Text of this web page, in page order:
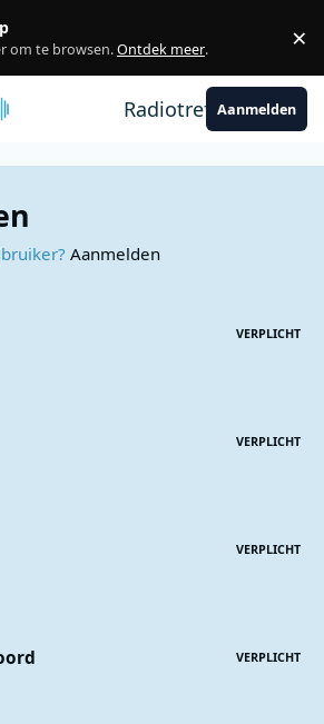
om te browsen.Ontdek meer. ×
RadiotrefpuntAanmelden
Aanmelden
VERPLICHT
VERPLICHT
VERPLICHT
VERPLICHT